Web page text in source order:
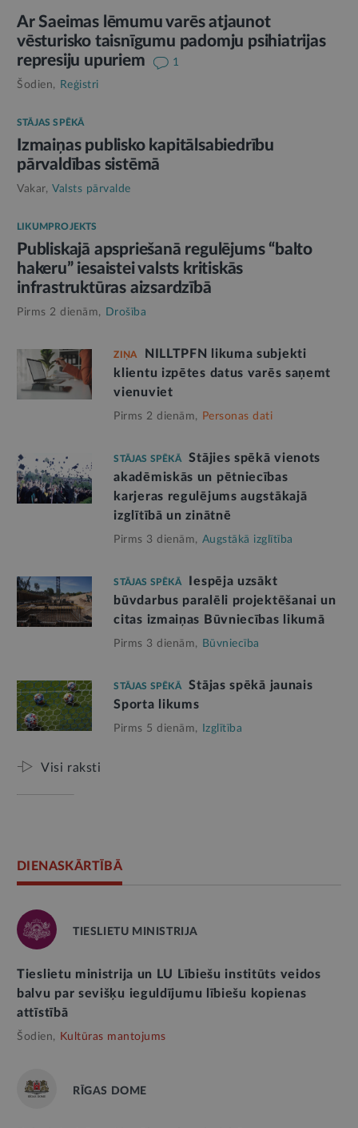
Ar Saeimas lēmumu varēs atjaunot
vēsturisko taisnīgumu padomju psihiatrijas
represiju upuriem
1
Šodien,
Reģistri
STĀJAS SPĒKĀ
Izmaiņas publisko kapitālsabiedrību
pārvaldības sistēmā
Vakar, Valsts pārvalde
LIKUMPROJEKTS
Publiskajā apspriešanā regulējums “balto
hakeru” iesaistei valsts kritiskās
infrastruktūras aizsardzībā
Pirms 2 dienām, Drošība
ZIŅA
NILLTPFN likuma subjekti
klientu izpētes datus varēs saņemt
vienuviet
Pirms 2 dienām, Personas dati
STĀJAS SPĒKĀ
Stājies spēkā vienots
akadēmiskās un pētniecības
karjeras regulējums augstākajā
izglītībā un zinātnē
Pirms 3 dienām, Augstākā izglītība
STĀJAS SPĒKĀ
Iespēja uzsākt
būvdarbus paralēli projektēšanai un
citas izmaiņas Būvniecības likumā
Pirms 3 dienām, Būvniecība
STĀJAS SPĒKĀ
Stājas spēkā jaunais
Sporta likums
Pirms 5 dienām, Izglītība
Visi raksti
DIENASKĀRTĪBĀ
TIESLIETU MINISTRIJA
Tieslietu ministrija un LU Lībiešu institūts veidos
balvu par sevišķu ieguldījumu lībiešu kopienas
attīstībā
Šodien, Kultūras mantojums
RĪGAS DOME